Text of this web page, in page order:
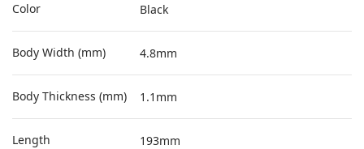
Color Black
Body Width (mm) 4.8mm
Body Thickness (mm) 1.1mm
Length 193mm